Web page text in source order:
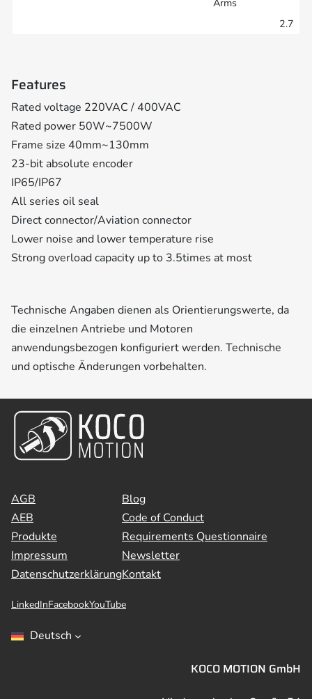
2.7
Features
Rated voltage 220VAC / 400VAC
Rated power 50W~7500W
Frame size 40mm~130mm
23-bit absolute encoder
IP65/IP67
All series oil seal
Direct connector/Aviation connector
Lower noise and lower temperature rise
Strong overload capacity up to 3.5times at most
Technische Angaben dienen als Orientierungswerte, da
die einzelnen Antriebe und Motoren
anwendungsbezogen konfiguriert werden. Technische
und optische Änderungen vorbehalten.
AGB
AEB
Produkte
Impressum
Datenschutzerklärung
Blog
Code of Conduct
Requirements Questionnaire
Newsletter
Kontakt
LinkedInFacebookYouTube
Deutsch
KOCO MOTION GmbH